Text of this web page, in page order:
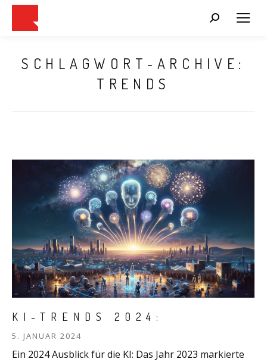
Search:
SCHLAGWORT-ARCHIVE:
TRENDS
KI-TRENDS 2024:
5. JANUAR 2024
Ein 2024 Ausblick für die KI: Das Jahr 2023 markierte